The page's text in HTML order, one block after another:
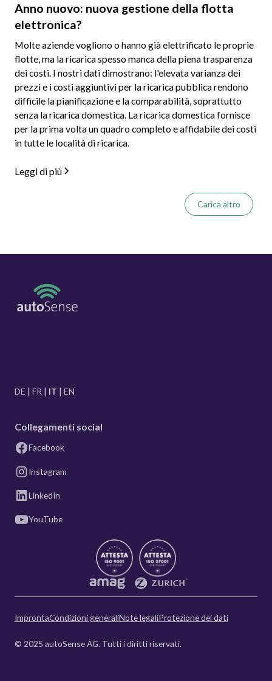
Anno nuovo: nuova gestione della flotta
elettronica?
Molte aziende vogliono o hanno già elettrificato le proprie
flotte, ma la ricarica spesso manca della piena trasparenza
dei costi. I nostri dati dimostrano: l'elevata varianza dei
prezzi e i costi aggiuntivi per la ricarica pubblica rendono
difficile la pianificazione e la comparabilità, soprattutto
senza la ricarica domestica. La ricarica domestica fornisce
per la prima volta un quadro completo e affidabile dei costi
in tutte le località di ricarica.
Leggi di più
Carica altro
DE FR IT EN
Collegamenti social
Facebook
Instagram
LinkedIn
YouTube
© 2025 autoSense AG. Tutti i diritti riservati.
ImprontaCondizioni generaliNote legaliProtezione dei dati